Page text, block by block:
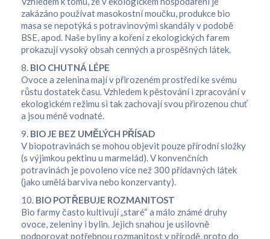
zakázáno používat masokostní moučku, produkce bio
masa se nepotýká s potravinovými skandály v podobě
BSE, apod. Naše byliny a koření z ekologických farem
prokazují vysoký obsah cenných a prospěšných látek.
8. BIO CHUTNÁ LÉPE
Ovoce a zelenina mají v přirozeném prostředí ke svému
růstu dostatek času. Vzhledem k pěstování i zpracování v
ekologickém režimu si tak zachovají svou přirozenou chuť
a jsou méně vodnaté.
9. BIO JE BEZ UMĚLÝCH PŘÍSAD
V biopotravinách se mohou objevit pouze přírodní složky
(s výjimkou pektinu u marmelád). V konvenčních
potravinách je povoleno více než 300 přídavných látek
(jako umělá barviva nebo konzervanty).
10. BIO POTŘEBUJE ROZMANITOST
Bio farmy často kultivují „staré“ a málo známé druhy
ovoce, zeleniny i bylin. Jejich snahou je usilovně
podporovat potřebnou rozmanitost v přírodě, proto do